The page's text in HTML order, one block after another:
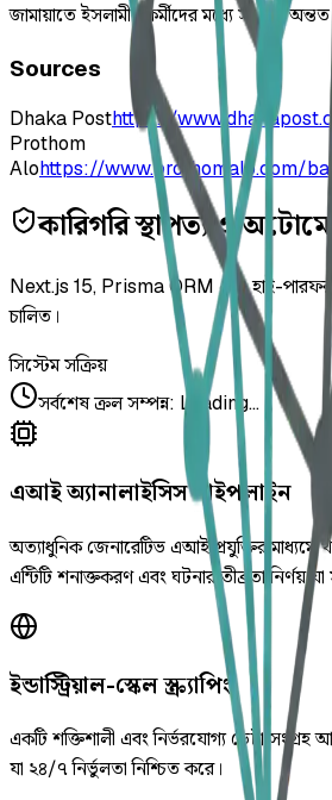
জামায়াতে ইসলামীর কর্মীদের মধ্যে সংঘর্ষে
Sources
Dhaka Posthttps://
Prothom
Alohttps://www.prothomalo.com/
কারিগরি স্থাপত্য ও
Next.js 15, Prisma ORM এবং হাই-
চালিত।
সিস্টেম সক্রিয়
সর্বশেষ ক্রল সম্পন্ন: Loading...
এআই অ্যানালাইসিস পাইপলাইন
অত্যাধুনিক জেনারেটিভ এআই প্রযুক্তির মাধ্যমে
এন্টিটি শনাক্তকরণ এবং ঘটনার তীব্রতা নির্ণয়
ইন্ডাস্ট্রিয়াল-স্কেল স্ক্র্যাপিং
একটি শক্তিশালী এবং নির্ভরযোগ্য ডেটা সংগ্রহ
যা ২৪/৭ নির্ভুলতা নিশ্চিত করে।